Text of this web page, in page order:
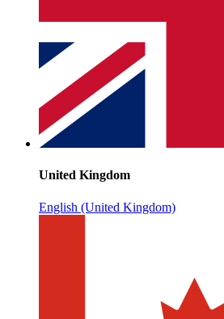
United Kingdom
English (United Kingdom)